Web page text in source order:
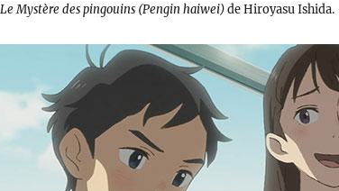
Le Mystère des pingouins (Pengin haiwei)de Hiroyasu Ishida.